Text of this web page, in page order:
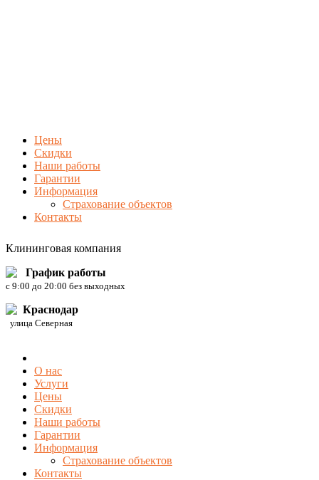
Цены
Скидки
Наши работы
Гарантии
Информация
Страхование объектов
Контакты
Клининговая компания
График работы
c 9:00 до 20:00 без выходных
Краснодар
улица Северная
О нас
Услуги
Цены
Скидки
Наши работы
Гарантии
Информация
Страхование объектов
Контакты